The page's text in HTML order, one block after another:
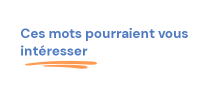
Ces mots pourraient vous
intéresser